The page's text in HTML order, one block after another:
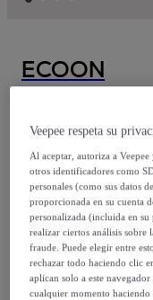
ECOON
Guantes de
Briancon -
9,95 €
49,90 €
-80%
Vendido porDiseño
Veepee respeta su
Al aceptar, autoriza a
otros identificadores como
personales (como sus datos
proporcionada en su cuenta
personalizada (incluida en
realizar ciertos análisis sobre
fraude. Puede elegir entre
rechazar todo haciendo clic
aplican solo a este
cualquier momento haciendo